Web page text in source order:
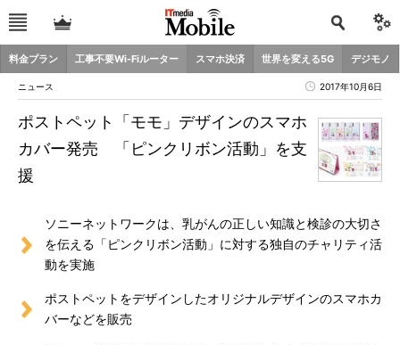
料金プラン 工事不要Wi-Fiルーター スマホ決済 世界を変える5G デジモノ
ニュース 2017年10月6日
ポストペット「モモ」デザインのスマホ
カバー発売 「ピンクリボン活動」を支
援
ソニーネットワークは、乳がんの正しい知識と検診の大切さ
を伝える「ピンクリボン活動」に対する独自のチャリティ活
動を実施
ポストペットをデザインしたオリジナルデザインのスマホカ
バーなどを販売